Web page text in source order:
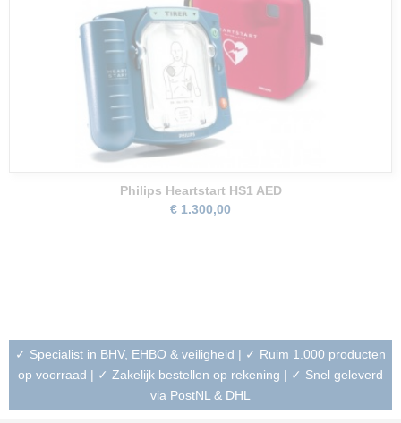
Philips Heartstart HS1 AED
€ 1.300,00
✓ Specialist in BHV, EHBO & veiligheid | ✓ Ruim 1.000 producten
op voorraad | ✓ Zakelijk bestellen op rekening | ✓ Snel geleverd
via PostNL & DHL